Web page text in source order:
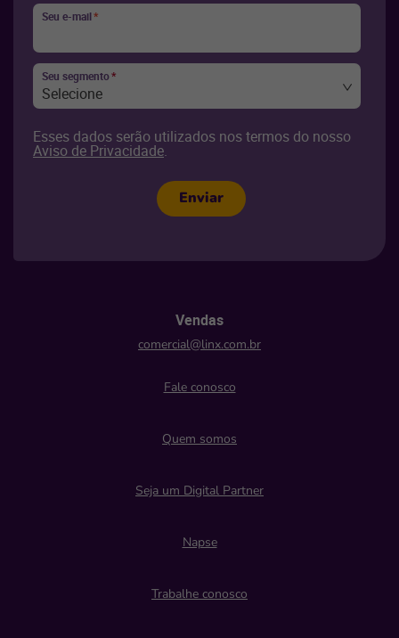
Seu e-mail*
Seu segmento*
Selecione
Esses dados serão utilizados nos termos do nosso
Aviso de Privacidade.
Enviar
Vendas
comercial@linx.com.br
Fale conosco
Quem somos
Seja um Digital Partner
Napse
Trabalhe conosco